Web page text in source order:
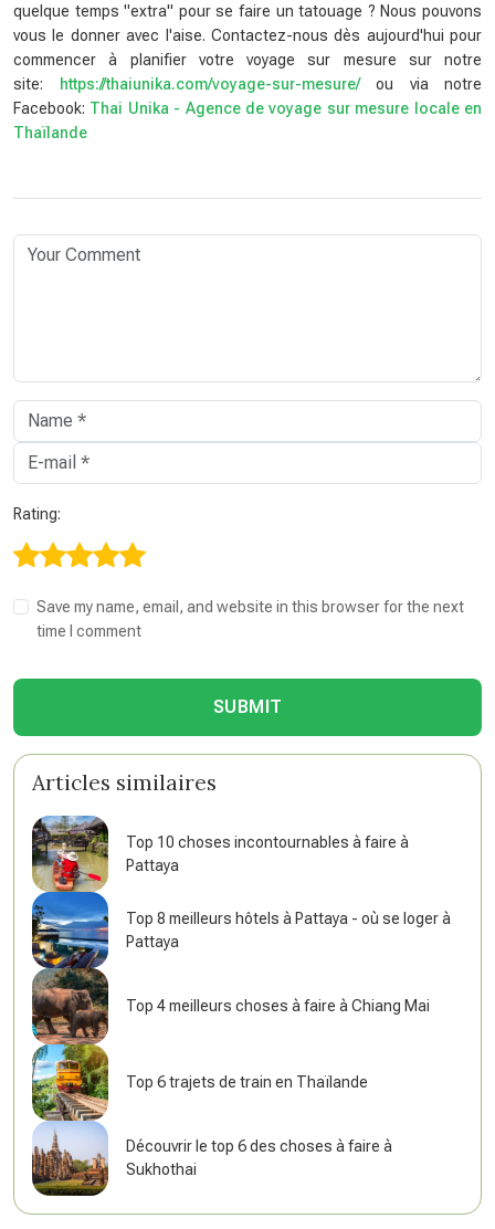
quelque temps "extra" pour se faire un tatouage ? Nous pouvons
vous le donner avec l'aise. Contactez-nous dès aujourd'hui pour
commencer à planifier votre voyage sur mesure sur notre
site:
https://thaiunika.com/voyage-sur-mesure/ou via notre
Facebook: Thai Unika - Agence de voyage sur mesure locale en
Thaïlande
Rating:
Save my name, email, and website in this browser for the next
time I comment
SUBMIT
Articles similaires
Top 10 choses incontournables à faire à
Pattaya
Top 8 meilleurs hôtels à Pattaya - où se loger à
Pattaya
Top 4 meilleurs choses à faire à Chiang Mai
Top 6 trajets de train en Thaïlande
Découvrir le top 6 des choses à faire à
Sukhothai